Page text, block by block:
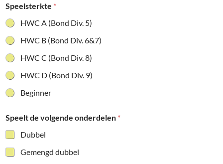
Speelsterkte *
HWC A (Bond Div. 5)
HWC B (Bond Div. 6&7)
HWC C (Bond Div. 8)
HWC D (Bond Div. 9)
Beginner
Speelt de volgende onderdelen *
Dubbel
Gemengd dubbel